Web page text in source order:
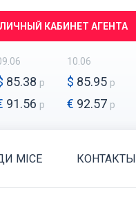
ЛИЧНЫЙ КАБИНЕТ АГЕНТА
85.38 р
91.56 р
10.06
$ 85.95 р
€ 92.57 р
MICE КОНТАКТЫ